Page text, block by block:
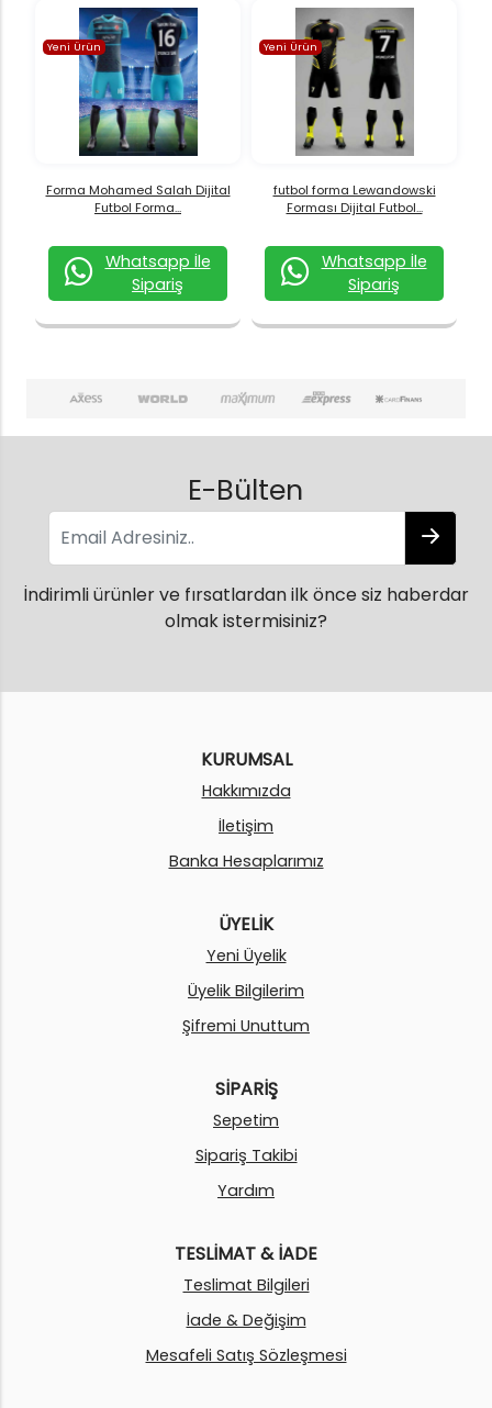
Yeni Ürün
Forma Mohamed Salah Dijital
Futbol Forma...
Whatsapp İle
Sipariş
Yeni Ürün
futbol forma Lewandowski
Forması Dijital Futbol...
Whatsapp İle
Sipariş
E-Bülten
İndirimli ürünler ve fırsatlardan ilk önce siz haberdar
olmak istermisiniz?
KURUMSAL
Hakkımızda
İletişim
Banka Hesaplarımız
ÜYELİK
Yeni Üyelik
Üyelik Bilgilerim
Şifremi Unuttum
SİPARİŞ
Sepetim
Sipariş Takibi
Yardım
TESLİMAT & İADE
Teslimat Bilgileri
İade & Değişim
Mesafeli Satış Sözleşmesi